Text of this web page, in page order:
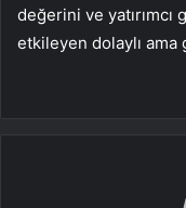
değerini ve yatırımcı
etkileyen dolaylı